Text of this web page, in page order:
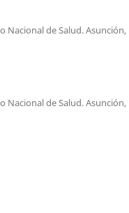
Nacional de Salud. Asunción,
Nacional de Salud. Asunción,